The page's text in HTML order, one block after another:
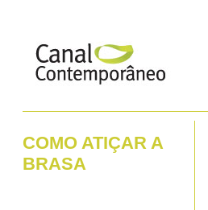
COMO ATIÇAR A
BRASA